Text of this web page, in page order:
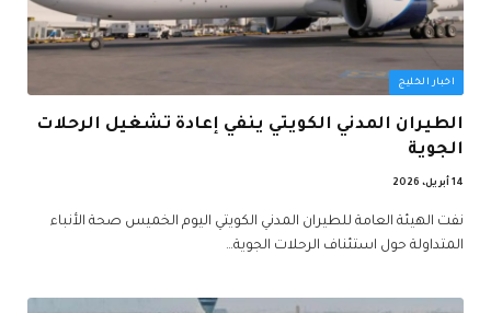
اخبار الخليج
الطيران المدني الكويتي ينفي إعادة تشغيل الرحلات
الجوية
14 أبريل، 2026
نفت الهيئة العامة للطيران المدني الكويتي اليوم الخميس صحة الأنباء
المتداولة حول استئناف الرحلات الجوية…